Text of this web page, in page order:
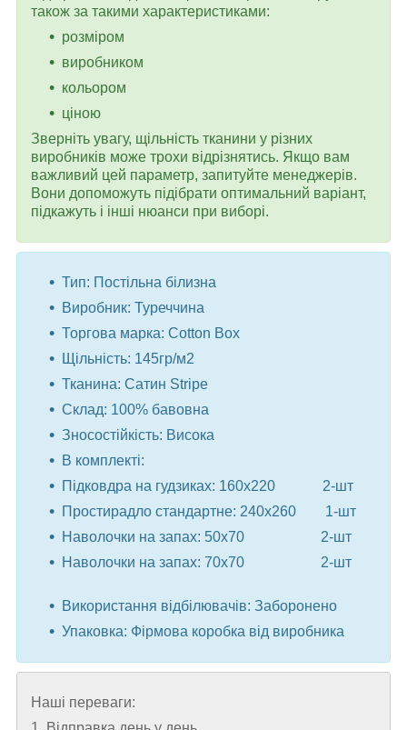
також за такими характеристиками:
розміром
виробником
кольором
ціною
Зверніть увагу, щільність тканини у різних
виробників може трохи відрізнятись. Якщо вам
важливий цей параметр, запитуйте менеджерів.
Вони допоможуть підібрати оптимальний варіант,
підкажуть і інші нюанси при виборі.
Тип: Постільна білизна
Виробник: Туреччина
Торгова марка: Cotton Box
Щільність: 145гр/м2
Тканина: Сатин Stripe
Склад: 100% бавовна
Зносостійкість: Висока
В комплекті:
Підковдра на гудзиках: 160x220 2-шт
Простирадло стандартне: 240x260 1-шт
Наволочки на запах: 50x70 2-шт
Наволочки на запах: 70x70 2-шт
Використання відбілювачів: Заборонено
Упаковка: Фірмова коробка від виробника
Наші переваги: